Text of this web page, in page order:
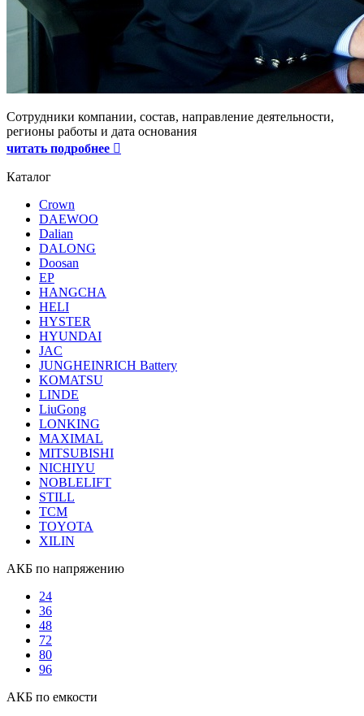
Сотрудники компании, состав, направление деятельности,
регионы работы и дата основания
читать подробнее
Каталог
Crown
DAEWOO
Dalian
DALONG
Doosan
EP
HANGCHA
HELI
HYSTER
HYUNDAI
JAC
JUNGHEINRICH Battery
KOMATSU
LINDE
LiuGong
LONKING
MAXIMAL
MITSUBISHI
NICHIYU
NOBLELIFT
STILL
TCM
TOYOTA
XILIN
АКБ по напряжению
24
36
48
72
80
96
АКБ по емкости